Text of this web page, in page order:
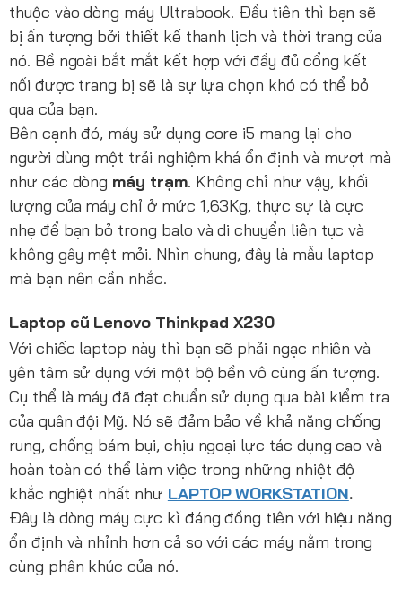
thuộc vào dòng máy Ultrabook. Đầu tiên thì bạn sẽ
bị ấn tượng bởi thiết kế thanh lịch và thời trang của
nó. Bề ngoài bắt mắt kết hợp với đầy đủ cổng kết
nối được trang bị sẽ là sự lựa chọn khó có thể bỏ
qua của bạn.
Bên cạnh đó, máy sử dụng core i5 mang lại cho
người dùng một trải nghiệm khá ổn định và mượt mà
như các dòng máy trạm. Không chỉ như vậy, khối
lượng của máy chỉ ở mức 1,63Kg, thực sự là cực
nhẹ để bạn bỏ trong balo và di chuyển liên tục và
không gây mệt mỏi. Nhìn chung, đây là mẫu laptop
mà bạn nên cần nhắc.
Laptop cũ Lenovo Thinkpad X230
Với chiếc laptop này thì bạn sẽ phải ngạc nhiên và
yên tâm sử dụng với một bộ bền vô cùng ấn tượng.
Cụ thể là máy đã đạt chuẩn sử dụng qua bài kiểm tra
của quân đội Mỹ. Nó sẽ đảm bảo về khả năng chống
rung, chống bám bụi, chịu ngoại lực tác dụng cao và
hoàn toàn có thể làm việc trong những nhiệt độ
khắc nghiệt nhất như LAPTOP WORKSTATION.
Đây là dòng máy cực kì đáng đồng tiên với hiệu năng
ổn định và nhỉnh hơn cả so với các máy nằm trong
cùng phân khúc của nó.